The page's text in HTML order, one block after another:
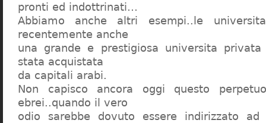
pronti ed indottrinati…
Abbiamo anche altri esempi..le
recentemente anche
una grande e prestigiosa universita
stata acquistata
da capitali arabi.
Non capisco ancora oggi questo
ebrei..quando il vero
odio sarebbe dovuto essere indirizzato